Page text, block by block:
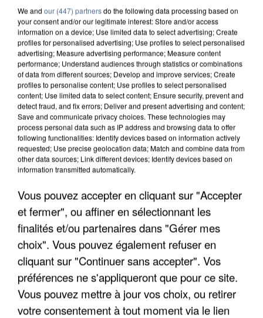
DE FAUNE SAUVAGE SONT...
We and our (447) partnersdo the following data processing based on
your consent and/or our legitimate interest: Store and/or access
information on a device; Use limited data to select advertising; Create
profiles for personalised advertising; Use profiles to select personalised
advertising; Measure advertising performance; Measure content
performance; Understand audiences through statistics or combinations
of data from different sources; Develop and improve services; Create
profiles to personalise content; Use profiles to select personalised
content; Use limited data to select content; Ensure security, prevent and
detect fraud, and fix errors; Deliver and present advertising and content;
Save and communicate privacy choices. These technologies may
process personal data such as IP address and browsing data to offer
following functionalities: Identify devices based on information actively
requested; Use precise geolocation data; Match and combine data from
other data sources; Link different devices; Identify devices based on
information transmitted automatically.
Vous pouvez accepter en cliquant sur "Accepter
et fermer", ou affiner en sélectionnant les
finalités et/ou partenaires dans "Gérer mes
choix". Vous pouvez également refuser en
cliquant sur "Continuer sans accepter". Vos
préférences ne s'appliqueront que pour ce site.
Vous pouvez mettre à jour vos choix, ou retirer
votre consentement à tout moment via le lien